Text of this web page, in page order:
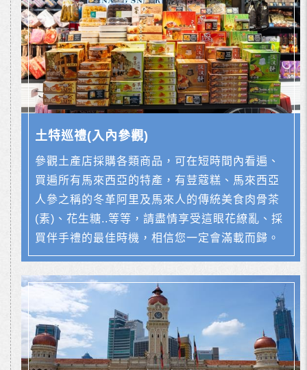
土特巡禮(入內參觀)
參觀土產店採購各類商品，可在短時間內看遍、
買遍所有馬來西亞的特產，有荳蔻糕、馬來西亞
人參之稱的冬革阿里及馬來人的傳統美食肉骨茶
(素)、花生糖..等等，請盡情享受這眼花繚亂、採
買伴手禮的最佳時機，相信您一定會滿載而歸。